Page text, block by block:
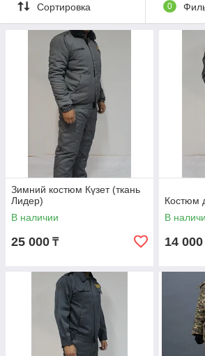
Сортировка 0
Зимний костюм Күзет (ткань
Лидер)
В наличии
25 000 ₸
Костюм
В
14 000